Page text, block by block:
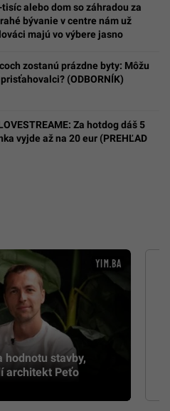
tisíc alebo dom so záhradou za
bývanie v centre nám už
majú vo výbere jasno
zostanú prázdne byty: Môžu
(ODBORNÍK)
Za hotdog dáš 5
vyjde až na 20 eur (PREHĽAD
hodnotu stavby,
architekt Peťo